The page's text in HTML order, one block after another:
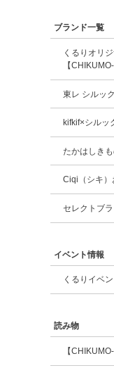
ブランド一覧
くるりオリ
【
東レ シルック
kifkif×シルッ
たかはしき
Ciqi（シキ）
セレクトブ
イベント情報
くるりイベ
読み物
【